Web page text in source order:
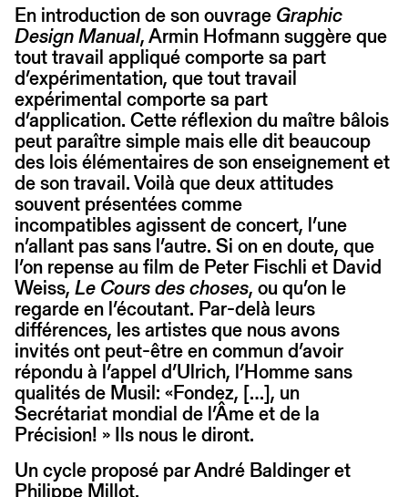
En introduction de son ouvrage Graphic
Design Manual, Armin Hofmann suggère que
tout travail appliqué comporte sa part
d’expérimentation, que tout travail
expérimental comporte sa part
d’application. Cette réflexion du maître bâlois
peut paraître simple mais elle dit beaucoup
des lois élémentaires de son enseignement et
de son travail. Voilà que deux attitudes
souvent présentées comme
incompatibles agissent de concert, l’une
n’allant pas sans l’autre. Si on en doute, que
l’on repense au film de Peter Fischli et David
Weiss, Le Cours des choses, ou qu’on le
regarde en l’écoutant. Par-delà leurs
différences, les artistes que nous avons
invités ont peut-être en commun d’avoir
répondu à l’appel d’Ulrich, l’Homme sans
qualités de Musil: «Fondez, […], un
Secrétariat mondial de l’Âme et de la
Précision! » Ils nous le diront.
Un cycle proposé par André Baldinger et
Philippe Millot.